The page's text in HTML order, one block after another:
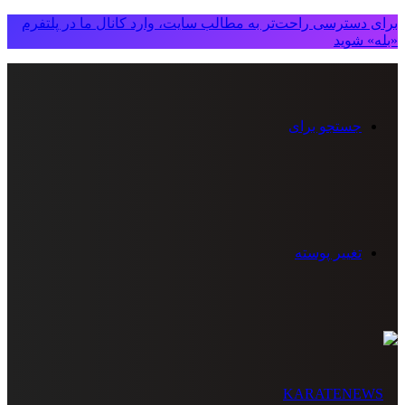
برای دسترسی راحت‌تر به مطالب سایت، وارد کانال ما در پلتفرم
«بله» شوید
جستجو برای
تغییر پوسته